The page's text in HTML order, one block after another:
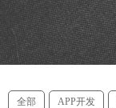
全部 APP开发